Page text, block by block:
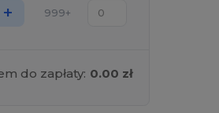
+ 999+
do zapłaty: 0.00 zł